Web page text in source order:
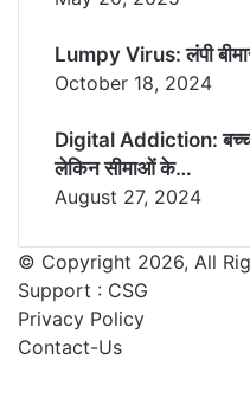
Lumpy Virus: लंपी
October 18, 2024
Digital Addiction:
लेकिन सीमाओं के…
August 27, 2024
© Copyright 2026, All
Support : CSG
Privacy Policy
Contact-Us